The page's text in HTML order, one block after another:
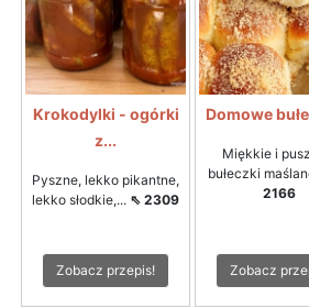
Krokodylki - ogórki
z...
Pyszne, lekko pikantne,
lekko słodkie,... ⇖ 2309
Zobacz przepis!
Domowe
Miękkie i
bułeczki
2166
Zobacz